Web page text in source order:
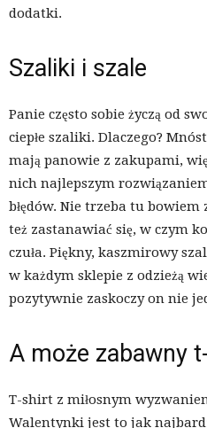
dodatki.
Szaliki i szale
Panie często sobie życzą od
ciepłe szaliki. Dlaczego?
mają panowie z zakupami,
nich najlepszym
błędów. Nie trzeba tu
też zastanawiać się, w czym
czuła. Piękny, kaszmirowy
w każdym sklepie z odzieżą
pozytywnie zaskoczy on nie
A może zabawny
T-shirt z miłosnym
Walentynki jest to jak